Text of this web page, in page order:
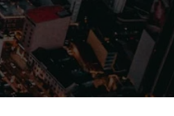
Filmes Séries Música